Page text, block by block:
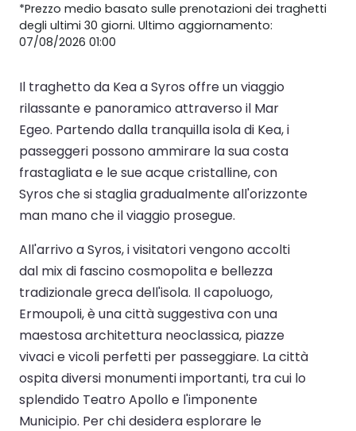
*Prezzo medio basato sulle prenotazioni dei traghetti
degli ultimi 30 giorni. Ultimo aggiornamento:
07/08/2026 01:00
Il traghetto da Kea a Syros offre un viaggio
rilassante e panoramico attraverso il Mar
Egeo. Partendo dalla tranquilla isola di Kea, i
passeggeri possono ammirare la sua costa
frastagliata e le sue acque cristalline, con
Syros che si staglia gradualmente all'orizzonte
man mano che il viaggio prosegue.
All'arrivo a Syros, i visitatori vengono accolti
dal mix di fascino cosmopolita e bellezza
tradizionale greca dell'isola. Il capoluogo,
Ermoupoli, è una città suggestiva con una
maestosa architettura neoclassica, piazze
vivaci e vicoli perfetti per passeggiare. La città
ospita diversi monumenti importanti, tra cui lo
splendido Teatro Apollo e l'imponente
Municipio. Per chi desidera esplorare le